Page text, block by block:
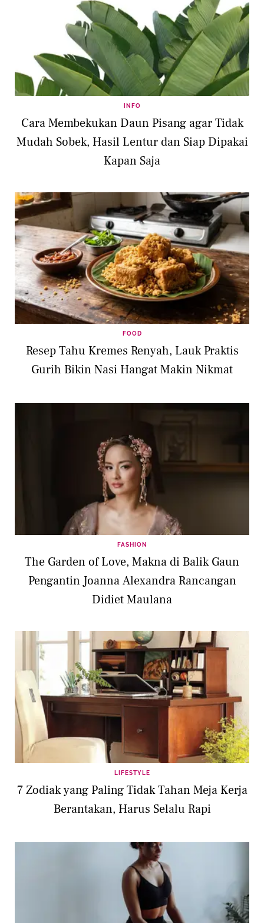
INFO
Cara Membekukan Daun Pisang agar Tidak
Mudah Sobek, Hasil Lentur dan Siap Dipakai
Kapan Saja
FOOD
Resep Tahu Kremes Renyah, Lauk Praktis
Gurih Bikin Nasi Hangat Makin Nikmat
FASHION
The Garden of Love, Makna di Balik Gaun
Pengantin Joanna Alexandra Rancangan
Didiet Maulana
LIFESTYLE
7 Zodiak yang Paling Tidak Tahan Meja Kerja
Berantakan, Harus Selalu Rapi